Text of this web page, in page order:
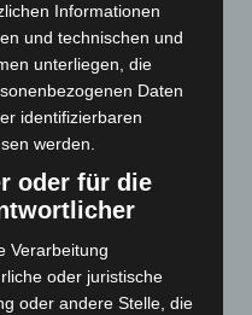
kehren nach
in Niedersachsen
Neuwarmbüchen schnell
Informationen
und technischen und
unterliegen, die
Daten
identifizierbaren
werden.
oder für die
Verarbeitung
oder juristische
oder andere Stelle, die